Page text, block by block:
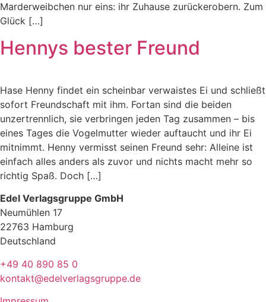
Marderweibchen nur eins: ihr Zuhause zurückerobern. Zum
Glück […]
Hennys bester Freund
Hase Henny findet ein scheinbar verwaistes Ei und schließt
sofort Freundschaft mit ihm. Fortan sind die beiden
unzertrennlich, sie verbringen jeden Tag zusammen – bis
eines Tages die Vogelmutter wieder auftaucht und ihr Ei
mitnimmt. Henny vermisst seinen Freund sehr: Alleine ist
einfach alles anders als zuvor und nichts macht mehr so
richtig Spaß. Doch […]
Edel Verlagsgruppe GmbH
Neumühlen 17
22763 Hamburg
Deutschland
+49 40 890 85 0
kontakt@edelverlagsgruppe.de